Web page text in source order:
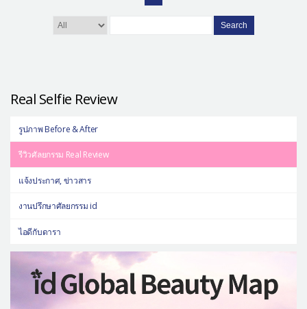
เครื่องสำอาง
let-me-in
แนะนำโรงพยาบาลไอดี
ศัลยกรรมอย่างปลอดภัย
ปรึกษาทางออนไลน์
Real Selfie Review
Search
Real Selfie Review
รูปภาพ Before & After
รีวิวศัลยกรรม Real Review
แจ้งประกาศ, ข่าวสาร
งานปรึกษาศัลยกรรม id
ไอดีกับดารา